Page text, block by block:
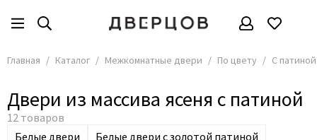
Межкомнатные двери
Все товары
По цвету
По цвету
Все товары
Белёный дуб
Венге
Решения
Главная Каталог Межкомнатные двери По цвету С патиной
Двери из массива ясеня с патиной
Белые двери
Белые двери с золотой патиной